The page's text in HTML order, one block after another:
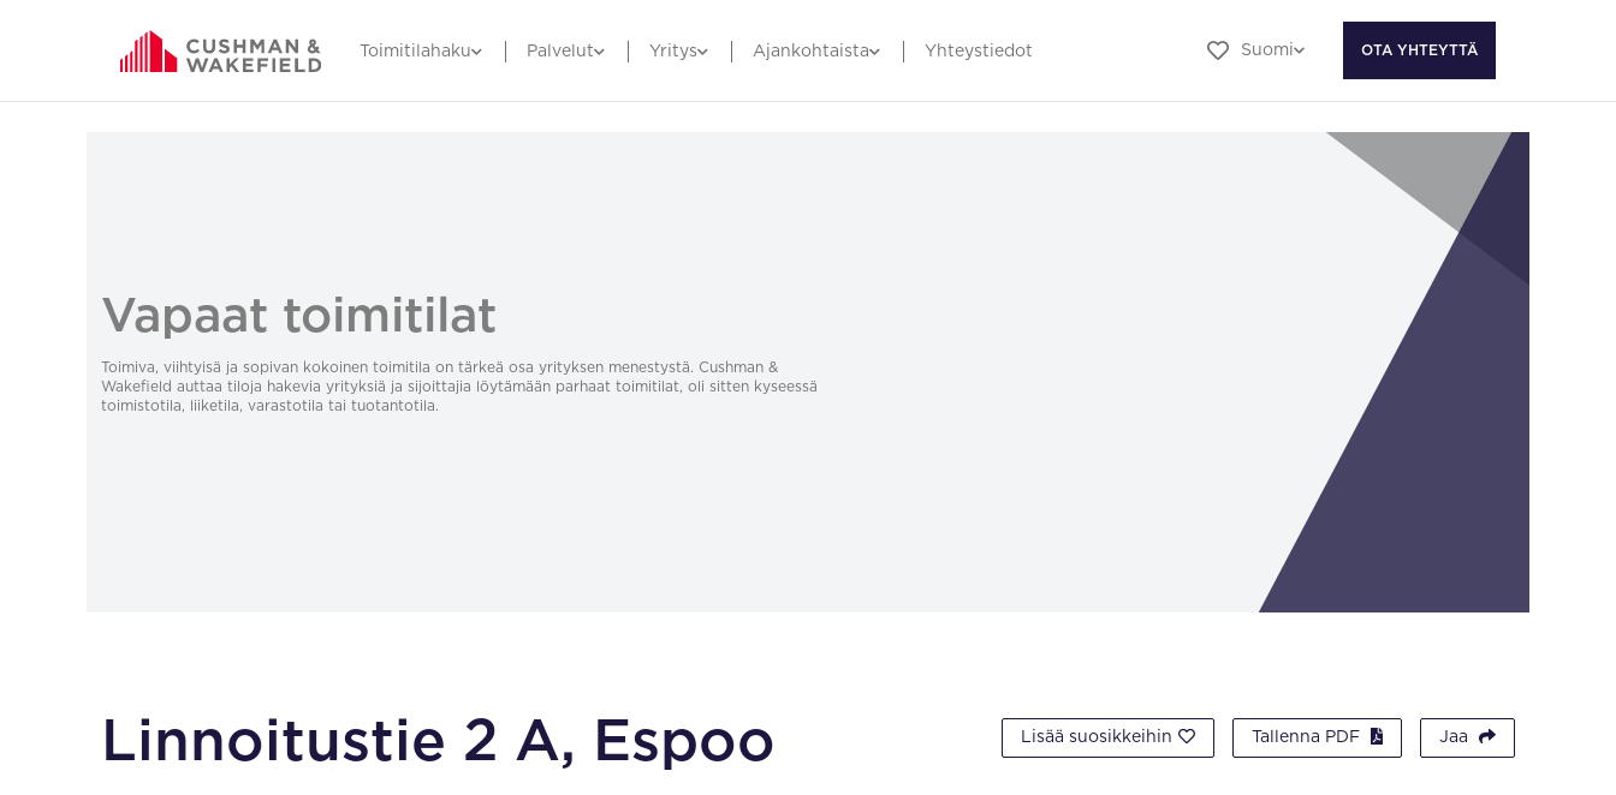
Toimitilahaku Palvelut Yritys Ajankohtaista Yhteystiedot Suomi OTA YHTEYTTÄ
Vapaat toimitilat
Toimiva, viihtyisä ja sopivan kokoinen toimitila on tärkeä osa yrityksen menestystä. Cushman &
Wakefield auttaa tiloja hakevia yrityksiä ja sijoittajia löytämään parhaat toimitilat, oli sitten kyseessä
toimistotila, liiketila, varastotila tai tuotantotila.
Linnoitustie 2 A, Espoo Lisää suosikkeihin Tallenna PDF Jaa